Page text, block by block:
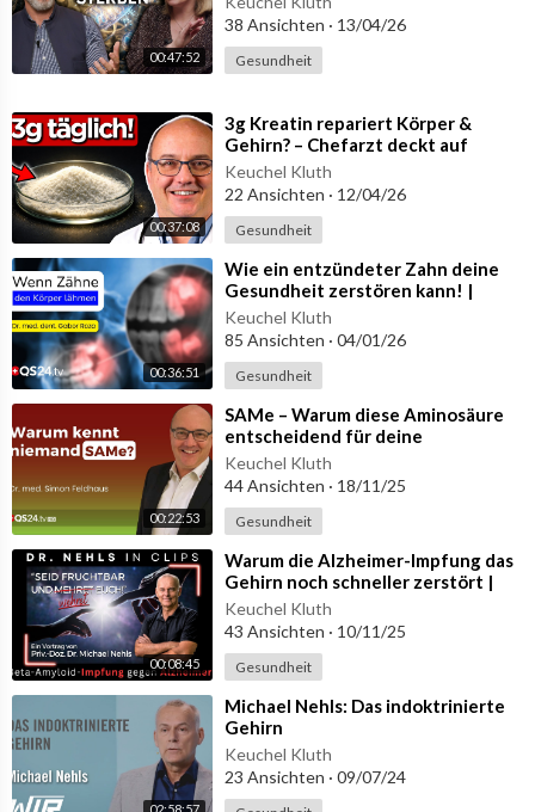
Die Belastung durch Toxine und Umweltgifte sollte reduziert w
erden.
Stress ist ein Risikofaktor, der zu Entzündungen im Gehirn führ
en kann.
Vitamin D spielt eine wichtige Rolle für die kognitive Funktion
und das Immunsystem.
Frühe Diagnose und Eigenverantwortung sind wichtig.
Mehr unterhttps://keuchel-kluth.de
00:47:52
38 Ansichten · 13/04/26
Gesundheit
00:37:08
⁣3g Kreatin repariert Körper &
Gehirn? – Chefarzt deckt auf
Keuchel Kluth
22 Ansichten · 12/04/26
Gesundheit
00:36:51
⁣Wie ein entzündeter Zahn deine
Gesundheit zerstören kann! |
Naturmedizin | QS24
Gesundheitsfernsehen
Keuchel Kluth
85 Ansichten · 04/01/26
Gesundheit
00:22:53
⁣SAMe – Warum diese Aminosäure
entscheidend für deine
Gesundheit ist! | QS24
Wissenschafts-Gremium
Keuchel Kluth
44 Ansichten · 18/11/25
Gesundheit
00:08:45
⁣Warum die Alzheimer-Impfung das
Gehirn noch schneller zerstört |
Der Beta-Amyloid-Irrweg
Keuchel Kluth
43 Ansichten · 10/11/25
Gesundheit
02:58:57
⁣Michael Nehls: Das indoktrinierte
Gehirn
Keuchel Kluth
23 Ansichten · 09/07/24